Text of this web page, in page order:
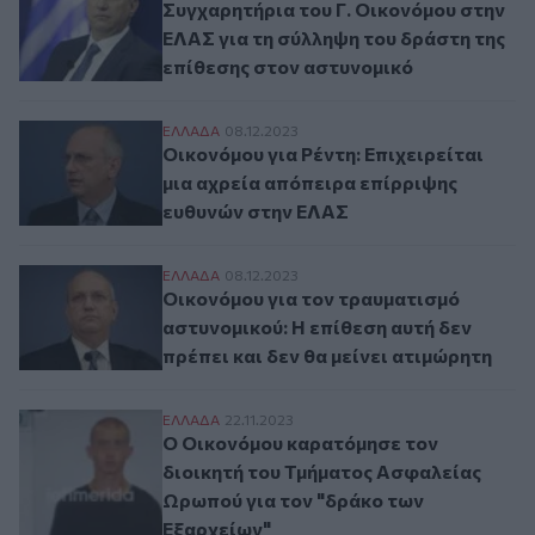
Συγχαρητήρια του Γ. Οικονόμου στην
ΕΛΑΣ για τη σύλληψη του δράστη της
επίθεσης στον αστυνομικό
Οικονόμου για Ρέντη: Επιχειρείται μια
ΕΛΛAΔΑ 08.12.2023
Οικονόμου για Ρέντη: Επιχειρείται
μια αχρεία απόπειρα επίρριψης
ευθυνών στην ΕΛΑΣ
Οικονόμου για τον τραυματισμό
ΕΛΛAΔΑ 08.12.2023
Οικονόμου για τον τραυματισμό
αστυνομικού: Η επίθεση αυτή δεν
πρέπει και δεν θα μείνει ατιμώρητη
Ο Οικονόμου καρατόμησε τον διοικητή
ΕΛΛAΔΑ 22.11.2023
Ο Οικονόμου καρατόμησε τον
διοικητή του Τμήματος Ασφαλείας
Ωρωπού για τον "δράκο των
Εξαρχείων"